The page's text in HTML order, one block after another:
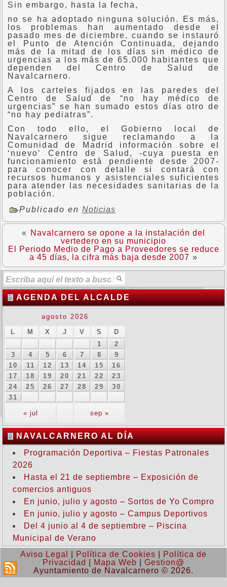
Sin embargo, hasta la fecha,
no se ha adoptado ninguna solución. Es más,
los problemas han aumentado desde el
pasado mes de diciembre, cuando se instauró
el Punto de Atención Continuada, dejando
más de la mitad de los días sin médico de
urgencias a los más de 65.000 habitantes que
dependen del Centro de Salud de
Navalcarnero.
A los carteles fijados en las paredes del
Centro de Salud de “no hay médico de
urgencias” se han sumado estos días otro de
“no hay pediatras”.
Con todo ello, el Gobierno local de
Navalcarnero sigue reclamando a la
Comunidad de Madrid información sobre el
‘nuevo’ Centro de Salud, -cuya puesta en
funcionamiento está pendiente desde 2007-
para conocer con detalle si contará con
recursos humanos y asistenciales suficientes
para atender las necesidades sanitarias de la
población.
Publicado en Noticias
«
Navalcarnero se opone a la instalación del
vertedero en su municipio
El Periodo Medio de Pago a Proveedores se reduce
a 45 días, la cifra más baja desde 2007 »
AGENDA DEL ALCALDE
agosto 2026
L
M X J V S D
« jul sep »
1
2
3
4 5 6 7 8
9
10
11 12 13 14 15
16
17
18 19 20 21 22
23
24
25 26 27 28 29
30
31
NAVALCARNERO AL DÍA
Programación Deportiva – Fiestas Patronales
2026
Hasta el 21 de septiembre – Exposición de
comercios antiguos
En junio, julio y agosto – Sortos de Yo Compro
En junio, julio y agosto – Campus Deportivos
Del 4 junio al 4 de septiembre – Piscina
Municipal de Verano
Aviso Legal
Política de Cookies
Política de
Privacidad
Mapa Web
Gestion@
Ayuntamiento de Navalcarnero © 2026.